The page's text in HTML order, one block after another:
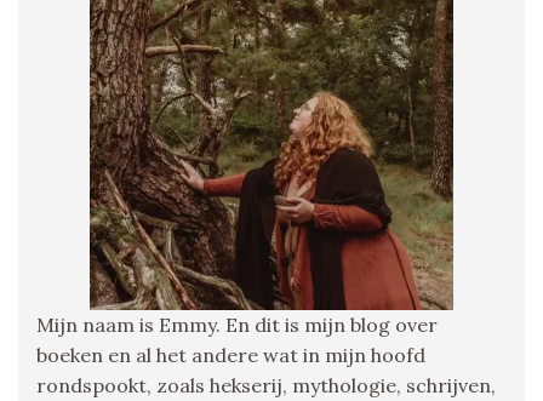
Mijn naam is Emmy. En dit is mijn blog over
boeken en al het andere wat in mijn hoofd
rondspookt, zoals hekserij, mythologie, schrijven,